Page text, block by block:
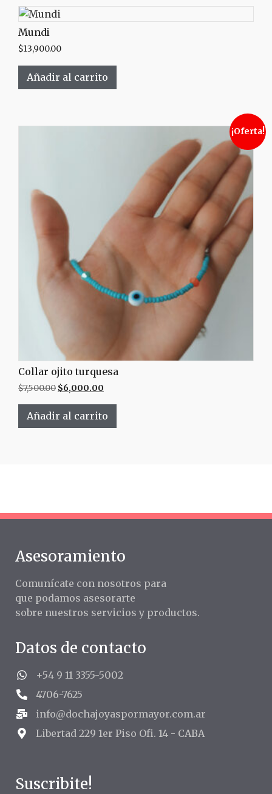
Mundi
$13,900.00
Añadir al carrito
¡Oferta!
Collar ojito turquesa
$7,500.00 $6,000.00
Añadir al carrito
Asesoramiento
Comunícate con nosotros para
que podamos asesorarte
sobre nuestros servicios y productos.
Datos de contacto
+54 9 11 3355-5002
4706-7625
info@dochajoyaspormayor.com.ar
Libertad 229 1er Piso Ofi. 14 - CABA
Suscribite!